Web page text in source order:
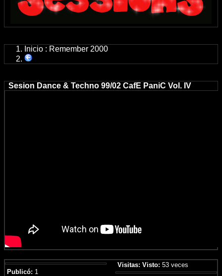
Inicio : Remember 2000
Sesion Dance & Techno 99/02 CafE PaniC Vol. IV
Publicó: 1
Visitas: Visto: 53 veces